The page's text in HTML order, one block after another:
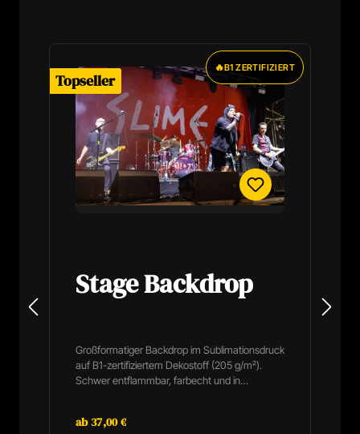
Topseller
🔥B1 ZERTIFIZIERT
Stage Backdrop
Großformatiger Backdrop im Sublimationsdruck
auf B1-zertifiziertem Dekostoff (205 g/m²).
Schwer entflammbar, farbecht und in
Farben ohne störende Reflexionen. Leicht
ab 37,00 €